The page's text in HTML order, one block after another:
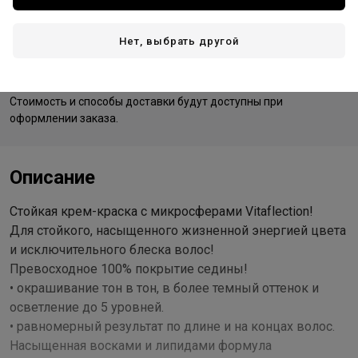
Стоимость и способы доставки будут доступны при
оформлении заказа.
Описание
Стойкая крем-краска с микросферами Vitaflection!
Для стойкого, насыщенного жизненной энергией цвета
и исключительного блеска волос!
Превосходное 100% покрытие седины!
• окрашивание тон в тон, в более темный оттенок и
осветление до 5 уровней.
• равномерный результат по длине и на концах волос.
Насыщенная восками и липидами формула
Нет, выбрать другой